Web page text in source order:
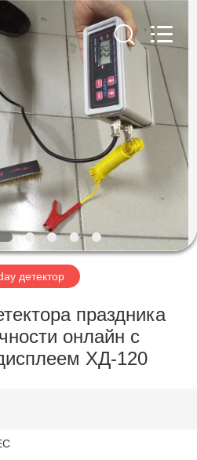
детектор
праздника
онлайн с
ХД-120